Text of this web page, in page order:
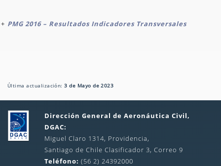
PMG 2016 – Resultados Indicadores Transversales
Última actualización:3 de Mayo de 2023
Dirección General de Aeronáutica Civil,
DGAC:
Miguel Claro 1314, Providencia,
Santiago de Chile Clasificador 3, Correo 9
Teléfono: (56 2) 24392000